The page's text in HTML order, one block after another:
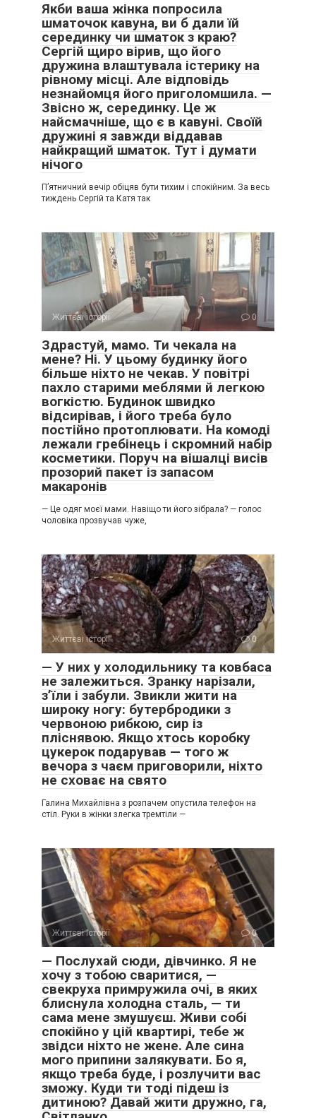
Якби ваша жінка попросила
шматочок кавуна, ви б дали їй
серединку чи шматок з краю?
Сергій щиро вірив, що його
дружина влаштувала істерику на
рівному місці. Але відповідь
незнайомця його приголомшила. —
Звісно ж, серединку. Це ж
найсмачніше, що є в кавуні. Своїй
дружині я завжди віддавав
найкращий шматок. Тут і думати
нічого
П’ятничний вечір обіцяв бути тихим і спокійним. За весь
тиждень Сергій та Катя так
Життєві історії 0
Здрастуй, мамо. Ти чекала на
мене? Ні. У цьому будинку його
більше ніхто не чекав. У повітрі
пахло старими меблями й легкою
вогкістю. Будинок швидко
відсирівав, і його треба було
постійно протоплювати. На комоді
лежали гребінець і скромний набір
косметики. Поруч на вішалці висів
прозорий пакет із запасом
макаронів
— Це одяг моєї мами. Навіщо ти його зібрала? — голос
чоловіка прозвучав чуже,
Життєві історії 0
— У них у холодильнику та ковбаса
не залежиться. Зранку нарізали,
з’їли і забули. Звикли жити на
широку ногу: бутербродики з
червоною рибкою, сир із
пліснявою. Якщо хтось коробку
цукерок подарував — того ж
вечора з чаєм приговорили, ніхто
не сховає на свято
Галина Михайлівна з розпачем опустила телефон на
стіл. Руки в жінки злегка тремтіли —
Життєві історії 0
— Послухай сюди, дівчинко. Я не
хочу з тобою сваритися, —
свекруха примружила очі, в яких
блиснула холодна сталь, — ти
сама мене змушуєш. Живи собі
спокійно у цій квартирі, тебе ж
звідси ніхто не жене. Але сина
мого припини залякувати. Бо я,
якщо треба буде, і розлучити вас
зможу. Куди ти тоді підеш із
дитиною? Давай жити дружно, га,